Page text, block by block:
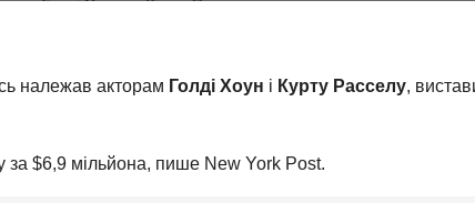
належав акторам Голді Хоун і Курту Расселу,
за $6,9 мільйона, пише New York Post.